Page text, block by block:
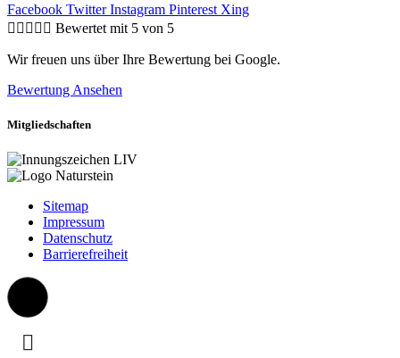
Facebook Twitter Instagram Pinterest Xing
     Bewertet mit 5 von 5
Wir freuen uns über Ihre Bewertung bei Google.
Bewertung Ansehen
Mitgliedschaften
Sitemap
Impressum
Datenschutz
Barrierefreiheit